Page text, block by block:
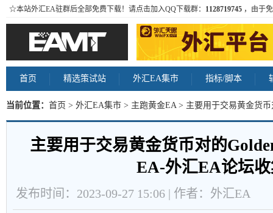
☆本站外汇EA驻群后全部免费下载！请点击加入QQ下载群： 1128719745 ，由于
首页 精选策试站 外汇EA集市 指标/脚本
当前位置： 首页 > 外汇EA集市 > 主跑黄金EA> 主要用于交易黄金货币
论坛收集 内容
主要用于交易黄金货币对的
EA-外汇EA论坛
发布时间：2023-09-27 15:06 | 作者：外汇EA